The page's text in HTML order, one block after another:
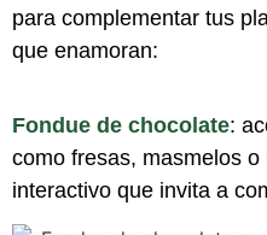
para complementar tus
que enamoran:
Fondue de chocolate:
como fresas, masmelos
interactivo que invita a